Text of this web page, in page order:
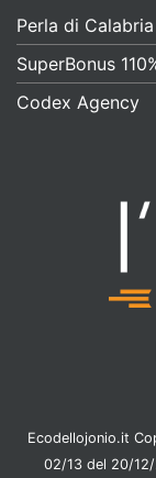
Perla di Calabria
SuperBonus
Codex Agency
Ecodellojonio.it
02/13 del 20/12/